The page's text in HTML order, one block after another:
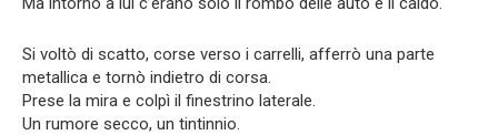
Si voltò di scatto, corse verso i carrelli, afferrò una parte
metallica e tornò indietro di corsa.
Prese la mira e colpì il finestrino laterale.
Un rumore secco, un tintinnio.